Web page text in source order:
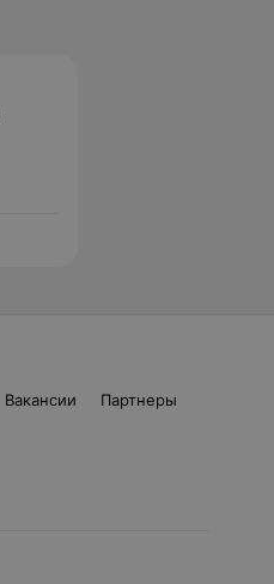
Вакансии
Партнеры